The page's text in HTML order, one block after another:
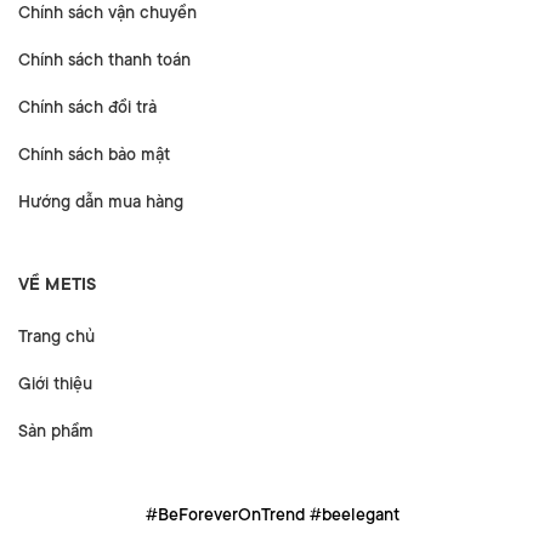
Chính sách vận chuyển
Chính sách thanh toán
Chính sách đổi trả
Chính sách bảo mật
Hướng dẫn mua hàng
VỀ METIS
Trang chủ
Giới thiệu
Sản phẩm
#BeForeverOnTrend #beelegant